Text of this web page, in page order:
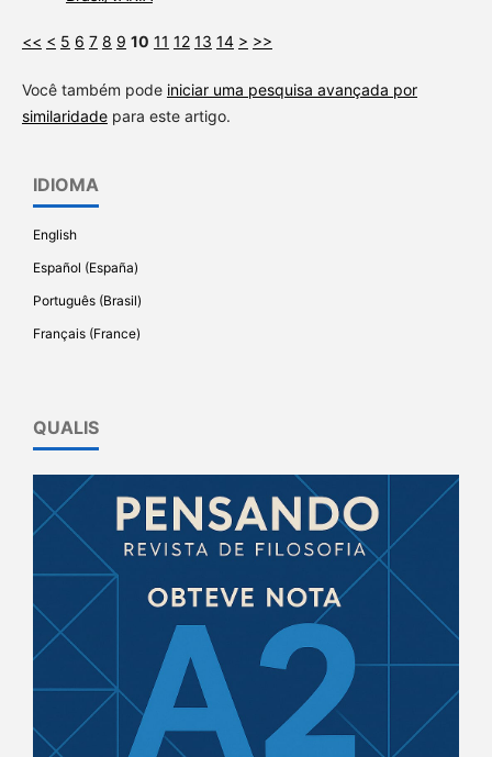
<< < 5 6 7 8 9 10 11 12 13 14 > >>
Você também pode iniciar uma pesquisa avançada por
similaridadepara este artigo.
IDIOMA
English
Español (España)
Português (Brasil)
Français (France)
QUALIS